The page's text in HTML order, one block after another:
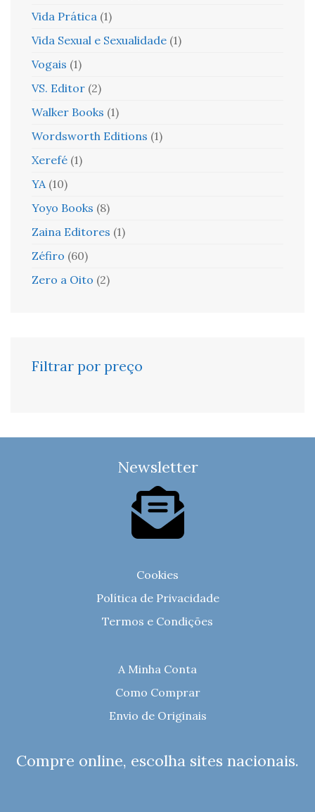
Vida Prática (1)
Vida Sexual e Sexualidade (1)
Vogais (1)
VS. Editor (2)
Walker Books (1)
Wordsworth Editions (1)
Xerefé (1)
YA (10)
Yoyo Books (8)
Zaina Editores (1)
Zéfiro (60)
Zero a Oito (2)
Filtrar por preço
Newsletter
Cookies
Política de Privacidade
Termos e Condições
A Minha Conta
Como Comprar
Envio de Originais
Compre online, escolha sites nacionais.